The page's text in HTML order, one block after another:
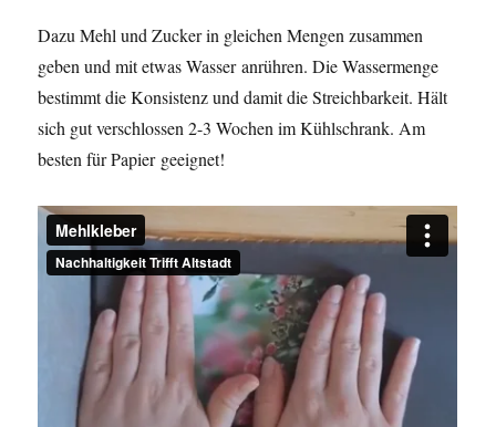
Dazu Mehl und Zucker in gleichen Mengen zusammen
geben und mit etwas Wasser anrühren. Die Wassermenge
bestimmt die Konsistenz und damit die Streichbarkeit. Hält
sich gut verschlossen 2-3 Wochen im Kühlschrank. Am
besten für Papier geeignet!